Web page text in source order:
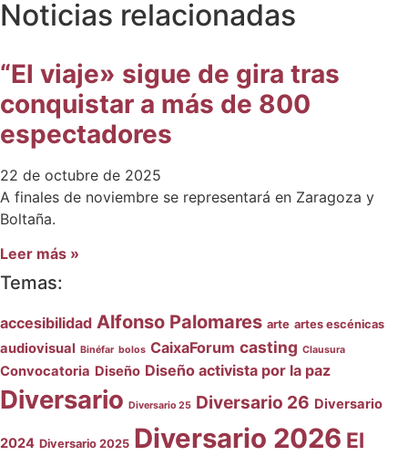
Noticias relacionadas
“El viaje» sigue de gira tras
conquistar a más de 800
espectadores
22 de octubre de 2025
A finales de noviembre se representará en Zaragoza y
Boltaña.
Leer más »
Temas:
accesibilidad Alfonso Palomares arte artes escénicas
audiovisual Binéfar bolos CaixaForum casting Clausura
Convocatoria Diseño Diseño activista por la paz
Diversario Diversario 25 Diversario 26 Diversario
2024 Diversario 2025 Diversario 2026 El